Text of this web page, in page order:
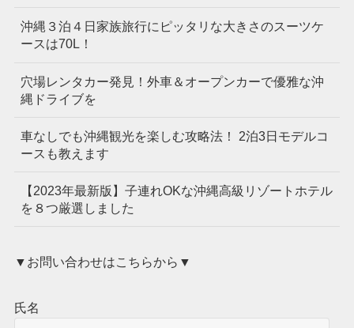
沖縄３泊４日家族旅行にピッタリな大きさのスーツケ
ースは70L！
穴場レンタカー発見！外車＆オープンカーで優雅な沖
縄ドライブを
車なしでも沖縄観光を楽しむ攻略法！ 2泊3日モデルコ
ースも教えます
【2023年最新版】子連れOKな沖縄高級リゾートホテル
を８つ厳選しました
▼お問い合わせはこちらから▼
氏名